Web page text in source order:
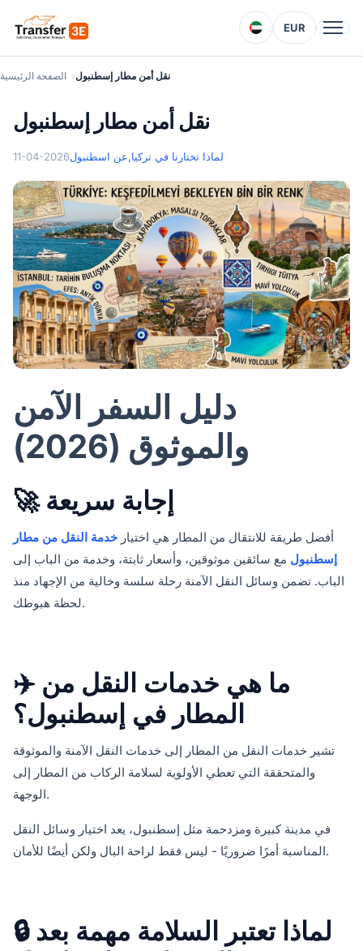
EUR
الصفحة الرئيسية نقل أمن مطار إسطنبول
نقل أمن مطار إسطنبول
11-04-2026 عن اسطنبول,لماذا تختارنا في تركيا
دليل السفر الآمن
والموثوق (2026)
🚀 إجابة سريعة
أفضل طريقة للانتقال من المطار هي اختيار خدمة النقل من مطار
إسطنبول مع سائقين موثوقين، وأسعار ثابتة، وخدمة من الباب إلى
الباب. تضمن وسائل النقل الآمنة رحلة سلسة وخالية من الإجهاد منذ
لحظة هبوطك.
✈️ ما هي خدمات النقل من
المطار في إسطنبول؟
تشير خدمات النقل من المطار إلى خدمات النقل الآمنة والموثوقة
والمتحققة التي تعطي الأولوية لسلامة الركاب من المطار إلى
الوجهة.
في مدينة كبيرة ومزدحمة مثل إسطنبول، يعد اختيار وسائل النقل
المناسبة أمرًا ضروريًا - ليس فقط لراحة البال ولكن أيضًا للأمان.
🔒 لماذا تعتبر السلامة مهمة بعد